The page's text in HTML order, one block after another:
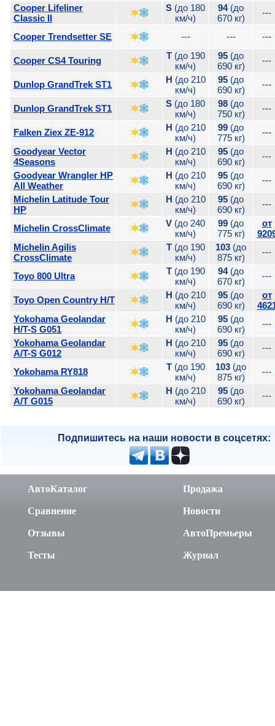
Cooper Lifeliner
Classic II
S (до 180
км/ч)
94(до
670 кг)
---
Cooper Trendsetter SE --- --- ---
Cooper CS4 Touring T(до 190
км/ч)
95 (до
690 кг)
---
Dunlop GrandTrek ST1 H (до 210
км/ч)
95 (до
690 кг)
---
Dunlop GrandTrek ST1 S (до 180
км/ч)
98 (до
750 кг)
---
Falken Ziex ZE-912 H (до 210
км/ч)
99 (до
775 кг)
---
Goodyear Vector
4Seasons
H (до 210
км/ч)
95 (до
690 кг)
---
Goodyear Wrangler HP
All Weather
H (до 210
км/ч)
95 (до
690 кг)
---
Michelin Latitude Tour
HP
H (до 210
км/ч)
95 (до
690 кг)
---
Michelin CrossClimate V (до 240
км/ч)
99 (до
775 кг)
от
Michelin Agilis
CrossClimate
T(до 190
км/ч)
103 (до
875 кг)
---
Toyo 800 Ultra T(до 190
км/ч)
94(до
670 кг)
---
Toyo Open Country H/T H (до 210
км/ч)
95 (до
690 кг)
от
Yokohama Geolandar
H/T-S G051
H (до 210
км/ч)
95 (до
690 кг)
---
Yokohama Geolandar
A/T-S G012
H (до 210
км/ч)
95 (до
690 кг)
---
Yokohama RY818 T(до 190
км/ч)
103 (до
875 кг)
---
Yokohama Geolandar
A/T G015
H (до 210
км/ч)
95 (до
690 кг)
---
Подпишитесь на наши новости в соцсетях:
АвтоКаталог
Сравнение
Отзывы
Тесты
Продажа
Новости
АвтоПремьеры
Журнал